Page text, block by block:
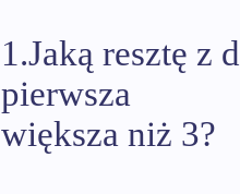
1.Jaką resztę z
pierwsza
większa niż 3?